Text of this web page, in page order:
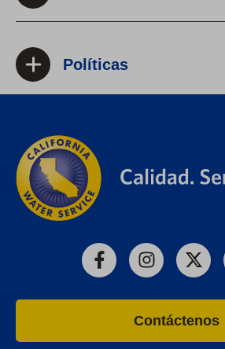
Políticas
FacebookInstagram
X
Contáctenos